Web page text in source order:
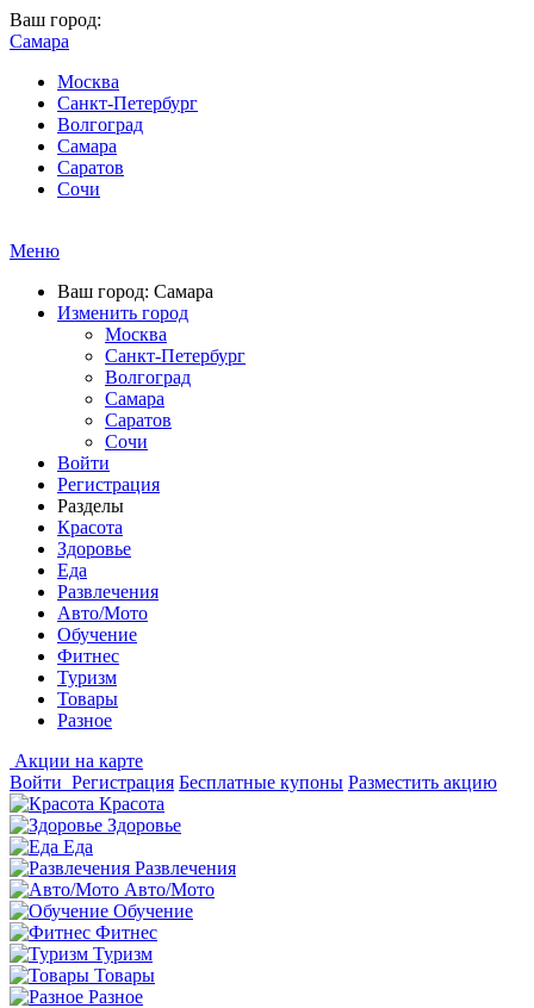
Ваш город:
Самара
Москва
Санкт-Петербург
Волгоград
Самара
Саратов
Сочи
Меню
Ваш город: Самара
Изменить город
Москва
Санкт-Петербург
Волгоград
Самара
Саратов
Сочи
Войти
Регистрация
Разделы
Красота
Здоровье
Еда
Развлечения
Авто/Мото
Обучение
Фитнес
Туризм
Товары
Разное
Акции на карте
Войти Регистрация Бесплатные купоны Разместить акцию
Красота
Здоровье
Еда
Развлечения
Авто/Мото
Обучение
Фитнес
Туризм
Товары
Разное